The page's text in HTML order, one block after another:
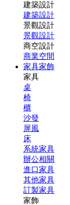
建築設計
建築設計
景觀設計
景觀設計
商空設計
商業空間
家具家飾
家具
桌
椅
櫃
沙發
屏風
床
系統家具
辦公相關
進口家具
其他家具
訂製家具
家飾